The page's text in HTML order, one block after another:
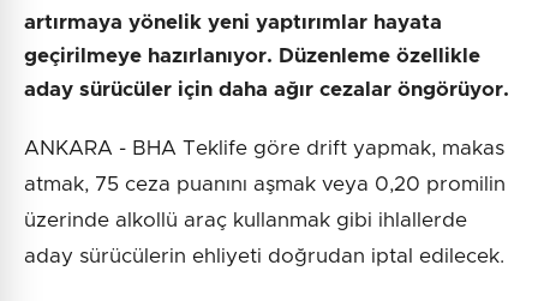
artırmaya yönelik yeni yaptırımlar hayata
geçirilmeye hazırlanıyor. Düzenleme özellikle
aday sürücüler için daha ağır cezalar öngörüyor.
ANKARA - BHA Teklife göre drift yapmak, makas
atmak, 75 ceza puanını aşmak veya 0,20 promilin
üzerinde alkollü araç kullanmak gibi ihlallerde
aday sürücülerin ehliyeti doğrudan iptal edilecek.